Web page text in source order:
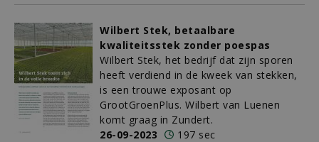
Wilbert Stek, betaalbare
kwaliteitsstek zonder poespas
Wilbert Stek, het bedrijf dat zijn sporen
heeft verdiend in de kweek van stekken,
is een trouwe exposant op
GrootGroenPlus. Wilbert van Luenen
komt graag in Zundert.
26-09-2023
197 sec